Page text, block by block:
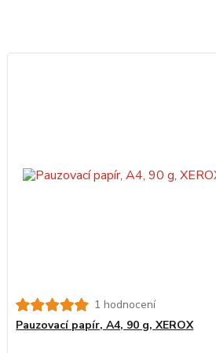
1 hodnocení
Pauzovací papír, A4, 90 g, XEROX